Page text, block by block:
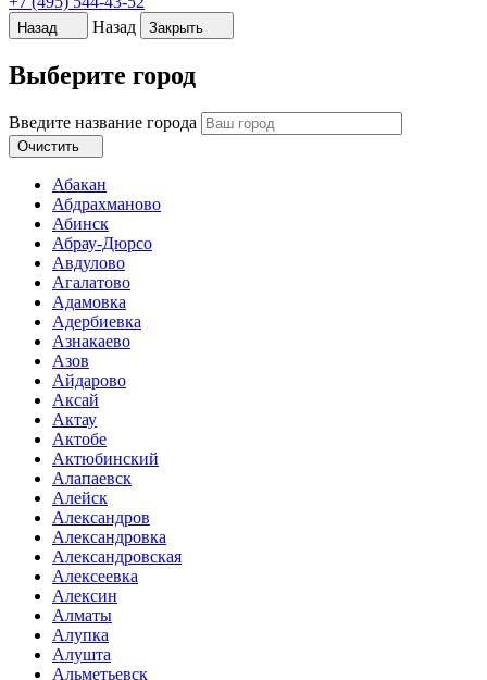
Назад Назад Закрыть
Выберите город
Введите название города
Очистить
Абакан
Абдрахманово
Абинск
Абрау-Дюрсо
Авдулово
Агалатово
Адамовка
Адербиевка
Азнакаево
Азов
Айдарово
Аксай
Актау
Актобе
Актюбинский
Алапаевск
Алейск
Александров
Александровка
Александровская
Алексеевка
Алексин
Алматы
Алупка
Алушта
Альметьевск